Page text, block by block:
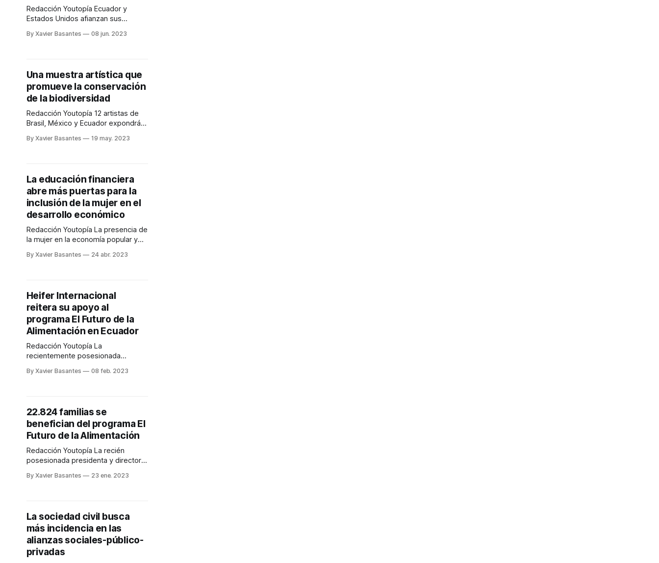
Redacción Youtopía Ecuador y
Estados Unidos afianzan sus
cooperación y conservación
lineamientos de los proyectos
liderados por la Agencia de los
Estados Unidos para el Desarrollo
By Xavier Basantes 08 jun. 2023
Una muestra artística que
promueve la conservación
de la biodiversidad
Redacción Youtopía 12 artistas de
Brasil, México y Ecuador expondrán
las celebraciones por el Mes de la
20 y 21 de mayo de 2023,
By Xavier Basantes 19 may. 2023
La educación financiera
abre más puertas para la
inclusión de la mujer en el
desarrollo económico
Redacción Youtopía La presencia de
la mujer en la economía popular y
incidencia. En ese sentido, la
superintendenta de Economía
Popular y Solidaria, señala que para
afianzar esa reducción de barreras
se
By Xavier Basantes 24 abr. 2023
Heifer Internacional
reitera su apoyo al
programa El Futuro de la
Alimentación en Ecuador
Redacción Youtopía La
recientemente posesionada
Heifer Internacional, Surita
proyectos que ejecuta la Fundación
Heifer Ecuador, en las provincias de
Santa Elena y Azuay, bajo el
By Xavier Basantes 08 feb. 2023
22.824 familias se
benefician del programa El
Futuro de la Alimentación
Redacción Youtopía La recién
posesionada presidenta y directora
Surita Sandosham, preside una
primera visita a un país que
desarrolla proyectos con
financiamiento de Heifer
Internacional
By Xavier Basantes 23 ene. 2023
La sociedad civil busca
más incidencia en las
alianzas sociales-público-
privadas